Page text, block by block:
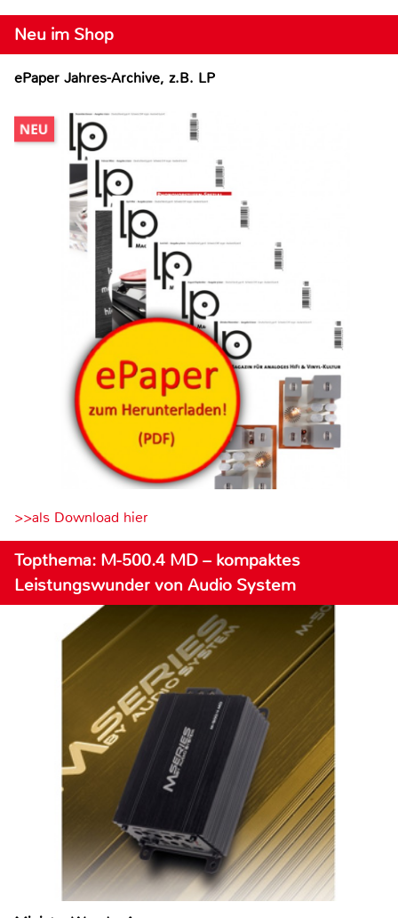
Neu im Shop
ePaper Jahres-Archive, z.B. LP
>>als Download hier
Topthema: M-500.4 MD – kompaktes
Leistungswunder von Audio System